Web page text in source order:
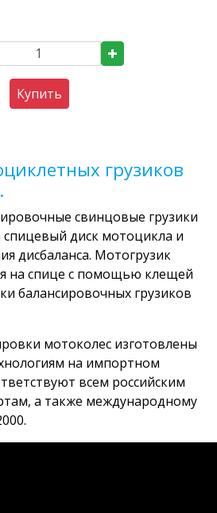
Купить
грузиков
свинцовые грузики
спицевый диск мотоцикла и
дисбаланса. Мотогрузик
на спице с помощью клещей
балансировочных грузиков
мотоколес изготовлены
на импортном
всем российским
а также международному